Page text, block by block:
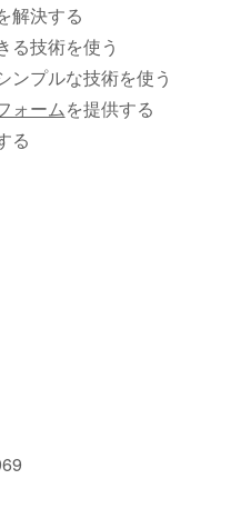
解決する
る技術を使う
ンプルな技術を使う
ォームを提供する
る